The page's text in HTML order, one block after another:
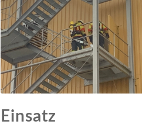
Einsatz